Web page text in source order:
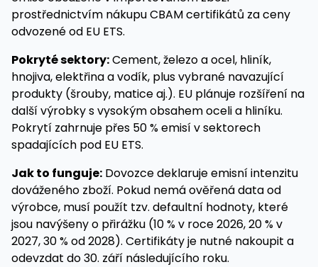
prostřednictvím nákupu CBAM certifikátů za ceny
odvozené od EU ETS.
Pokryté sektory:Cement, železo a ocel, hliník,
hnojiva, elektřina a vodík, plus vybrané navazující
produkty (šrouby, matice aj.). EU plánuje rozšíření na
další výrobky s vysokým obsahem oceli a hliníku.
Pokrytí zahrnuje přes 50 % emisí v sektorech
spadajících pod EU ETS.
Jak to funguje: Dovozce deklaruje emisní intenzitu
dováženého zboží. Pokud nemá ověřená data od
výrobce, musí použít tzv. defaultní hodnoty, které
jsou navýšeny o přirážku (10 % v roce 2026, 20 % v
2027, 30 % od 2028). Certifikáty je nutné nakoupit a
odevzdat do 30. září následujícího roku.